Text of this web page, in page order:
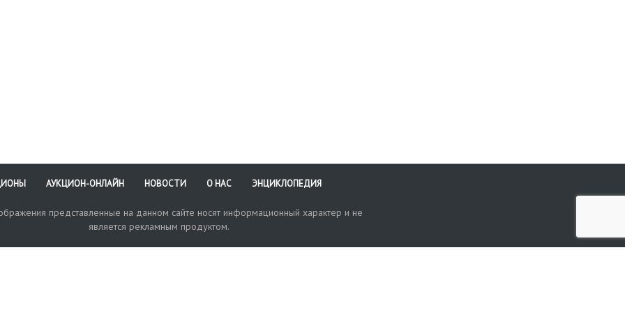
АУКЦИОН-ОНЛАЙН НОВОСТИ О НАС ЭНЦИКЛОПЕДИЯ
представленные на данном сайте носят информационный характер и не
является рекламным продуктом.